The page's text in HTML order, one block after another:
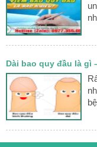
Dài bao quy đầu là gì